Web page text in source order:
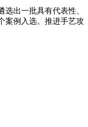
出一批具有代表性、
案例入选。推进手艺攻